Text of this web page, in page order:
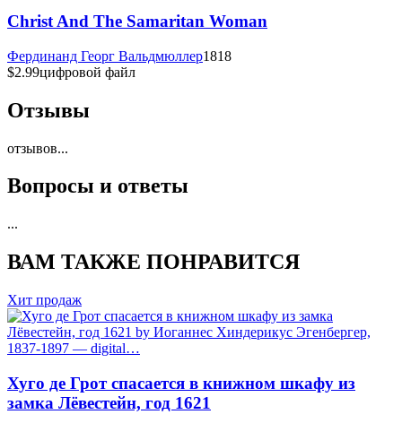
Christ And The Samaritan Woman
Фердинанд Георг Вальдмюллер1818
$2.99цифровой файл
Отзывы
отзывов...
Вопросы и ответы
...
ВАМ ТАКЖЕ ПОНРАВИТСЯ
Хит продаж
Хуго де Грот спасается в книжном шкафу из
замка Лёвестейн, год 1621